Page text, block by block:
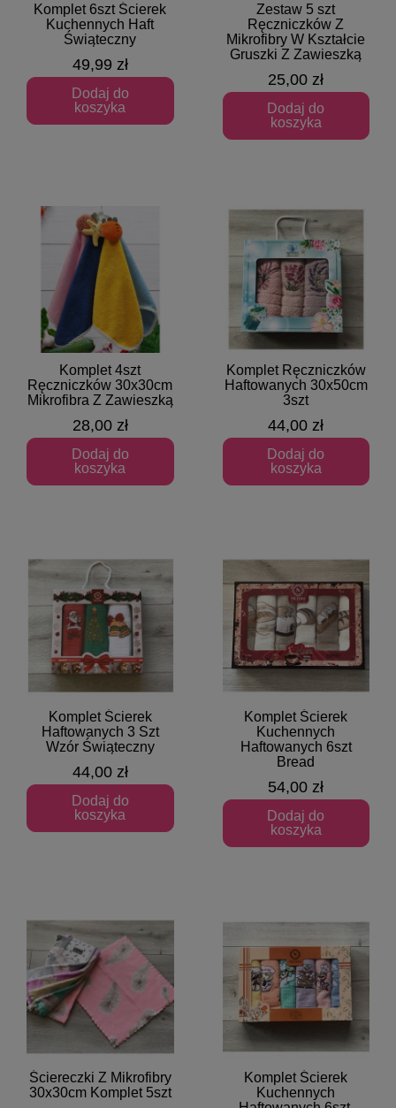
Szybki podgląd
Komplet 6szt Ścierek
Kuchennych Haft
Świąteczny
49,99 zł
Dodaj do
koszyka
Szybki podgląd
Zestaw 5 szt
Ręczniczków Z
Mikrofibry W Kształcie
Gruszki Z Zawieszką
25,00 zł
Dodaj do
koszyka
Szybki podgląd
Komplet 4szt
Ręczniczków 30x30cm
Mikrofibra Z Zawieszką
28,00 zł
Dodaj do
koszyka
Szybki podgląd
Komplet Ręczniczków
Haftowanych 30x50cm
3szt
44,00 zł
Dodaj do
koszyka
Szybki podgląd
Komplet Ścierek
Haftowanych 3 Szt
Wzór Świąteczny
44,00 zł
Dodaj do
koszyka
Szybki podgląd
Komplet Ścierek
Kuchennych
Haftowanych 6szt
Bread
54,00 zł
Dodaj do
koszyka
Szybki podgląd
Ściereczki Z Mikrofibry
30x30cm Komplet 5szt
Szybki podgląd
Komplet Ścierek
Kuchennych